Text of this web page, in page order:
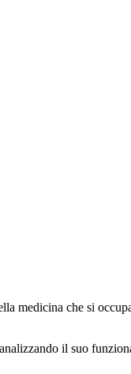
medicina che si
il suo